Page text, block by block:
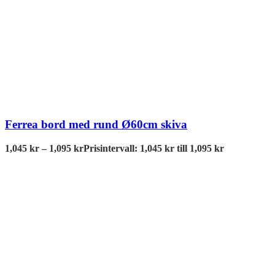
Ferrea bord med rund Ø60cm skiva
1,045 kr – 1,095 krPrisintervall: 1,045 kr till 1,095 kr